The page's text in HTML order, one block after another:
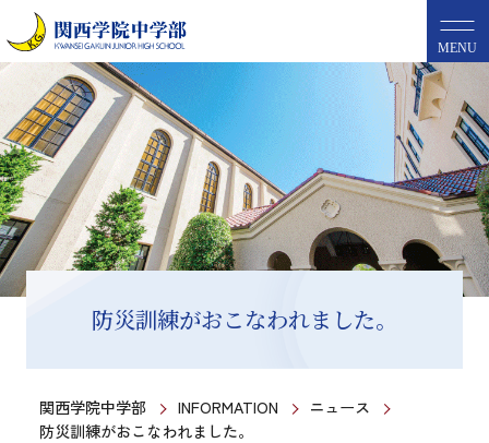
MENU
防災訓練がおこなわれました。
関西学院中学部 INFORMATION
ニュース
防災訓練がおこなわれました。